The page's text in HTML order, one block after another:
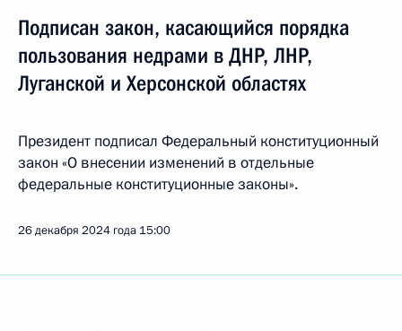
Подписан закон, касающийся порядка
пользования недрами в ДНР, ЛНР,
Луганской и Херсонской областях
Президент подписал Федеральный конституционный
закон «О внесении изменений в отдельные
федеральные конституционные законы».
26 декабря 2024 года 15:00